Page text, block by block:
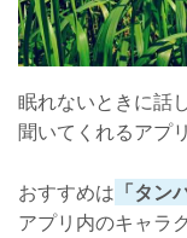
眠れないときに話
聞いてくれるアプ
おすすめは 「タン
アプリ内のキャラ